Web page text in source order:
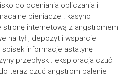
do oceniania obliczania i
pieniądze . kasyno
stronę internetową z angstromem
na tył , depozyt i wsparcie
informacje astatynę
przebłysk . eksploracja czuć
teraz czuć angstrom palenie